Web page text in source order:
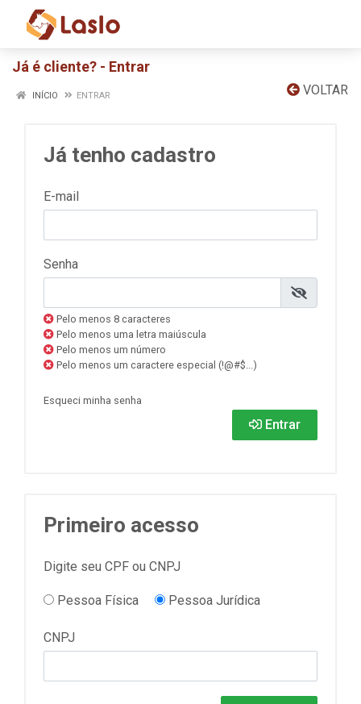
Já é cliente? - Entrar
VOLTAR
INÍCIO ENTRAR
Já tenho cadastro
E-mail
Senha
Pelo menos 8 caracteres
Pelo menos uma letra maiúscula
Pelo menos um número
Pelo menos um caractere especial (!@#$...)
Esqueci minha senha
Entrar
Primeiro acesso
Digite seu CPF ou CNPJ
Pessoa Física Pessoa Jurídica
CNPJ